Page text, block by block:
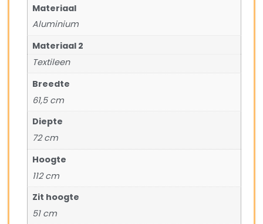
Materiaal
Aluminium
Materiaal 2
Textileen
Breedte
61,5 cm
Diepte
72 cm
Hoogte
112 cm
Zit hoogte
51 cm